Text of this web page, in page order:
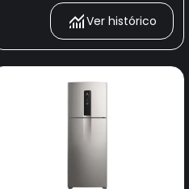
Ver histórico